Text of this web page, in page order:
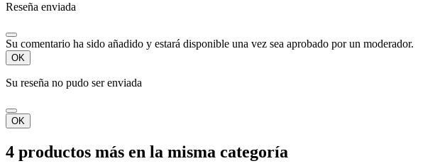
Reseña enviada
Su comentario ha sido añadido y estará disponible una vez sea aprobado por un moderador.
OK
Su reseña no pudo ser enviada
OK
4 productos más en la misma categoría